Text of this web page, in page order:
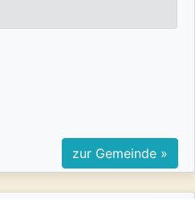
zur Gemeinde »